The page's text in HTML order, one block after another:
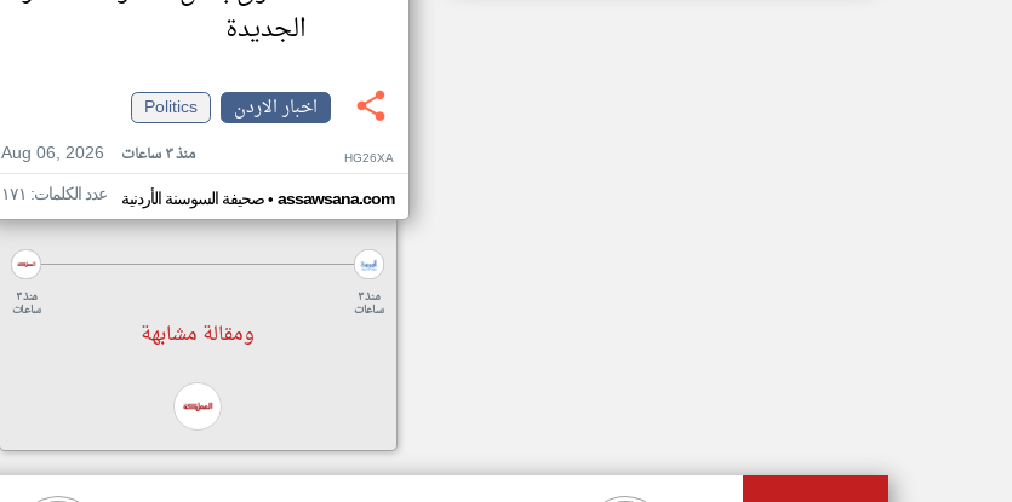
الجديدة
اخبار الاردن
Politics
Aug 06, 2026
منذ ٣ ساعات HG26XA
صحيفة السوسنة الأردنية• assawsana.com عدد الكلمات: ١٧١
منذ ٣
ساعات
منذ ٣
ساعات
ومقالة مشابهة